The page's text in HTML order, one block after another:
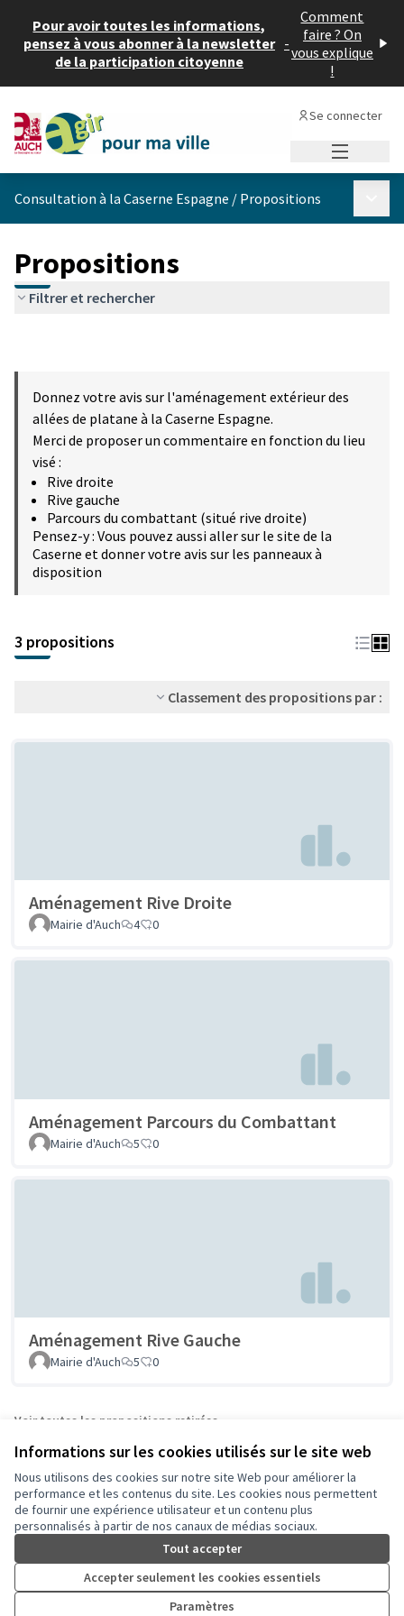
Informations sur les cookies utilisés sur le site web
Nous utilisons des cookies sur notre site Web pour améliorer la
performance et les contenus du site. Les cookies nous permettent
de fournir une expérience utilisateur et un contenu plus
personnalisés à partir de nos canaux de médias sociaux.
Tout accepter
Accepter seulement les cookies essentiels
Paramètres
Pour avoir toutes les informations,
pensez à vous abonner à la newsletter
de la participation citoyenne
-
Comment
faire ? On
vous explique
!
Se connecter
Consultation à la Caserne Espagne / Propositions
Propositions
Filtrer et rechercher
Donnez votre avis sur l'aménagement extérieur des
allées de platane à la Caserne Espagne.
Merci de proposer un commentaire en fonction du lieu
visé :
Rive droite
Rive gauche
Parcours du combattant (situé rive droite)
Pensez-y : Vous pouvez aussi aller sur le site de la
Caserne et donner votre avis sur les panneaux à
disposition
3 propositions
Classement des propositions par :
Aménagement Rive Droite
Mairie d'Auch 4 0
Aménagement Parcours du Combattant
Mairie d'Auch 5 0
Aménagement Rive Gauche
Mairie d'Auch 5 0
Voir toutes les propositions retirées
Conditions d'utilisation
Paramètres des cookies
Auch - Agir pour ma ville sur Facebook
(Lien externe)
Auch - Agir pour ma ville sur Instagram
Licence
(Lien